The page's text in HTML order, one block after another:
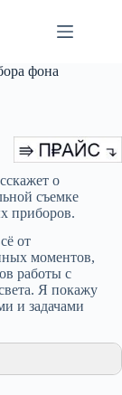
фона
о
съемке
приборов.
от
моментов,
работы с
Я покажу
и задачами